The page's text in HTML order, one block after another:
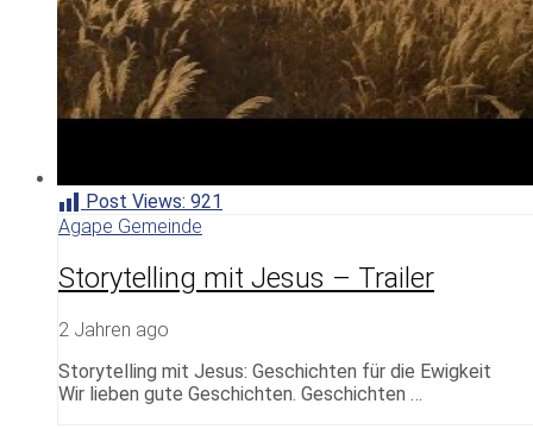
Post Views: 921
Agape Gemeinde
Storytelling mit Jesus – Trailer
2 Jahren ago
Storytelling mit Jesus: Geschichten für die Ewigkeit
Wir lieben gute Geschichten. Geschichten …